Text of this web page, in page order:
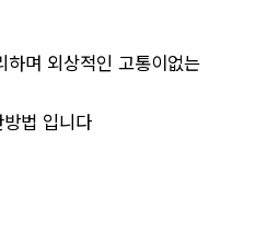
며 외상적인 고통이없는
법 입니다